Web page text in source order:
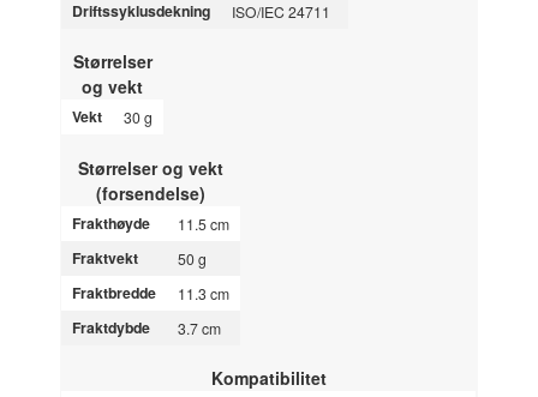
Driftssyklusdekning ISO/IEC 24711
Størrelser
og vekt
Vekt 30 g
Størrelser og vekt
(forsendelse)
Frakthøyde 11.5 cm
Fraktvekt 50 g
Fraktbredde 11.3 cm
Fraktdybde 3.7 cm
Kompatibilitet